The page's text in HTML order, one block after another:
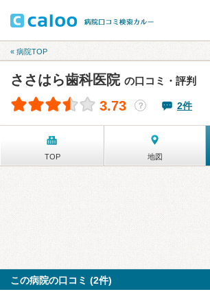
« 病院TOP
ささはら歯科医院 の口コミ・評判
3.73 ？ 2件
TOP 地図
この病院の口コミ (2件)